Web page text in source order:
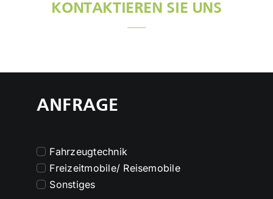
KONTAKTIEREN SIE UNS
ANFRAGE
Fahrzeugtechnik
Freizeitmobile/ Reisemobile
Sonstiges